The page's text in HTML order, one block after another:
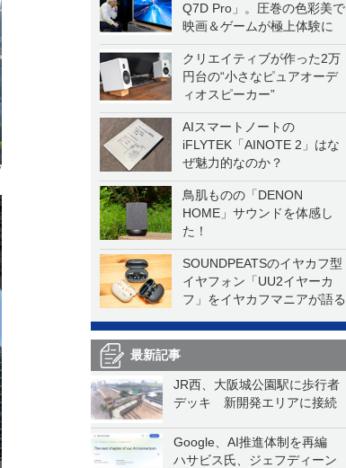
Q7D Pro」。圧巻の色彩美で
映画＆ゲームが極上体験に
クリエイティブが作った2万
円台の“小さなピュアオーデ
ィオスピーカー”
AIスマートノートの
iFLYTEK「AINOTE 2」はな
ぜ魅力的なのか？
鳥肌ものの「DENON
HOME」サウンドを体感し
た！
SOUNDPEATSのイヤカフ型
イヤフォン「UU2イヤーカ
フ」をイヤカフマニアが語る
最新記事
JR西、大阪城公園駅に歩行者
デッキ 新開発エリアに接続
Google、AI推進体制を再編
ハサビス氏、ジェフディーン